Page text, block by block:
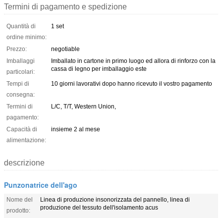
Termini di pagamento e spedizione
Quantità di
ordine minimo:
1 set
Prezzo:
negotiable
Imballaggi
particolari:
Imballato in cartone in primo luogo ed allora di rinforzo con la
cassa di legno per imballaggio este
Tempi di
consegna:
10 giorni lavorativi dopo hanno ricevuto il vostro pagamento
Termini di
pagamento:
L/C, T/T, Western Union,
Capacità di
alimentazione:
insieme 2 al mese
descrizione
Punzonatrice dell'ago
Nome del
prodotto:
Linea di produzione insonorizzata del pannello, linea di
produzione del tessuto dell'isolamento acus